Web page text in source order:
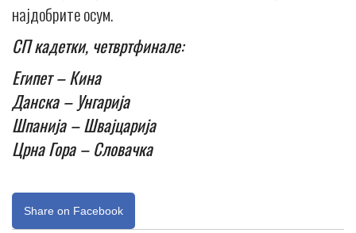
најдобрите осум.
СП кадетки, четвртфинале:
Египет – Кина
Данска – Унгарија
Шпанија – Швајцарија
Црна Гора – Словачка
Share on Facebook